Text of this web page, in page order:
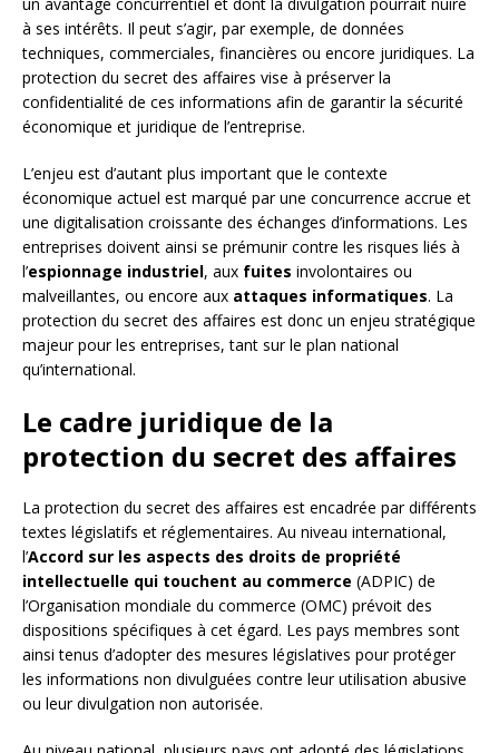
à ses intérêts. Il peut s’agir, par exemple, de données
techniques, commerciales, financières ou encore juridiques. La
protection du secret des affaires vise à préserver la
confidentialité de ces informations afin de garantir la sécurité
économique et juridique de l’entreprise.
L’enjeu est d’autant plus important que le contexte
économique actuel est marqué par une concurrence accrue et
une digitalisation croissante des échanges d’informations. Les
entreprises doivent ainsi se prémunir contre les risques liés à
l’espionnage industriel, aux fuites involontaires ou
malveillantes, ou encore aux attaques informatiques. La
protection du secret des affaires est donc un enjeu stratégique
majeur pour les entreprises, tant sur le plan national
qu’international.
Le cadre juridique de la
protection du secret des affaires
La protection du secret des affaires est encadrée par différents
textes législatifs et réglementaires. Au niveau international,
l’Accord sur les aspects des droits de propriété
intellectuelle qui touchent au commerce (ADPIC) de
l’Organisation mondiale du commerce (OMC) prévoit des
dispositions spécifiques à cet égard. Les pays membres sont
ainsi tenus d’adopter des mesures législatives pour protéger
les informations non divulguées contre leur utilisation abusive
ou leur divulgation non autorisée.